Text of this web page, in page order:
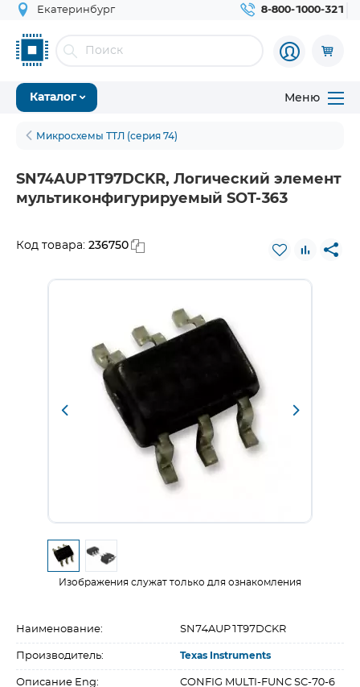
Екатеринбург 8-800-1000-321
Каталог Меню
Микросхемы ТТЛ (серия 74)
SN74AUP1T97DCKR, Логический элемент
мультиконфигурируемый SOT-363
Код товара: 236750
Изображения служат только для ознакомления
Наименование: SN74AUP1T97DCKR
Производитель: Texas Instruments
Описание Eng: CONFIG MULTI-FUNC SC-70-6